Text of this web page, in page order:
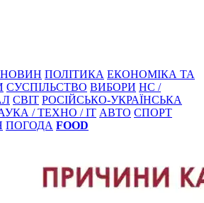
НОВИН ПОЛІТИКА ЕКОНОМІКА ТА
СУСПІЛЬСТВО ВИБОРИ НС /
СВІТ РОСІЙСЬКО-УКРАЇНСЬКА
/ ТЕХНО / IT АВТО СПОРТ
ПОГОДА FOOD